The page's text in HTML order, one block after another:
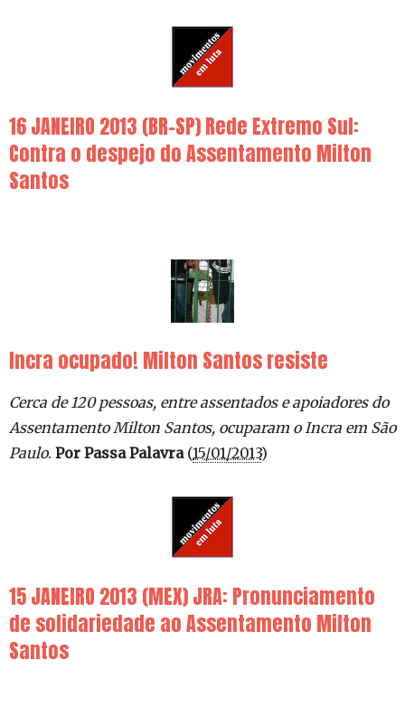
16 JANEIRO 2013 (BR-SP) Rede Extremo Sul:
Contra o despejo do Assentamento Milton
Santos
Incra ocupado! Milton Santos resiste
Cerca de 120 pessoas, entre assentados e apoiadores do
Assentamento Milton Santos, ocuparam o Incra em São
Paulo. Por Passa Palavra(15/01/2013)
15 JANEIRO 2013 (MEX) JRA: Pronunciamento
de solidariedade ao Assentamento Milton
Santos